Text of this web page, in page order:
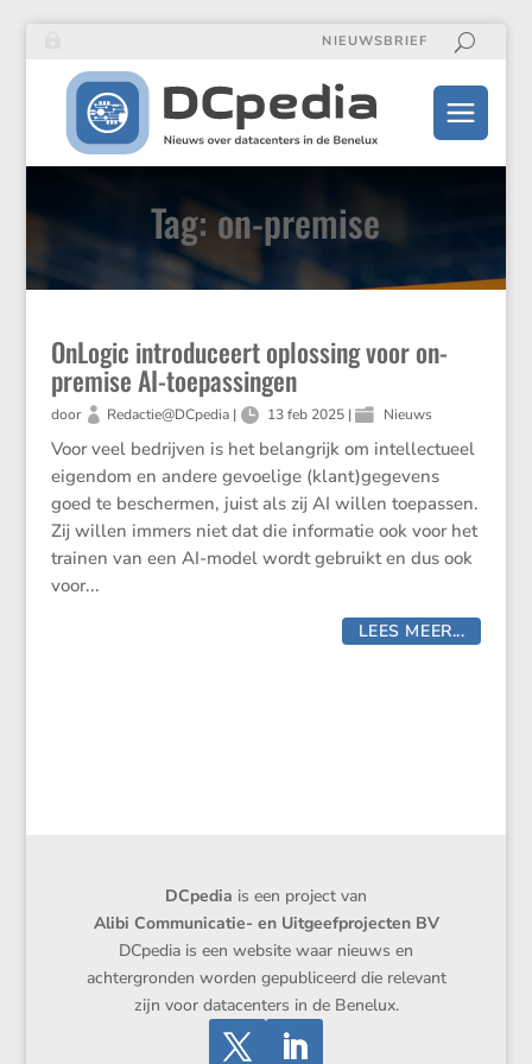
NIEUWSBRIEF
Tag: on-premise
OnLogic introduceert oplossing voor on-
premise AI-toepassingen
door Redactie@DCpedia| 13 feb 2025 | Nieuws
Voor veel bedrijven is het belangrijk om intellectueel
eigendom en andere gevoelige (klant)gegevens
goed te beschermen, juist als zij AI willen toepassen.
Zij willen immers niet dat die informatie ook voor het
trainen van een AI-model wordt gebruikt en dus ook
voor...
LEES MEER...
DCpedia is een project van
Alibi Communicatie- en Uitgeefprojecten BV
DCpedia is een website waar nieuws en
achtergronden worden gepubliceerd die relevant
zijn voor datacenters in de Benelux.